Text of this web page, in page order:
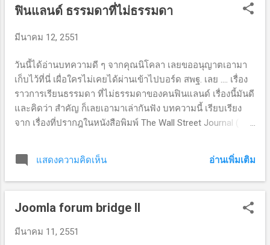
ฟินแลนด์ ธรรมดาที่ไม่ธรรมดา
มีนาคม 12, 2551
วันนี้ได้อ่านบทความดี ๆ จากคุณนิโคลา เลยขออนุญาตเอามา
เก็บไว้ที่นี่ เผื่อใครไม่เคยได้ผ่านเข้าไปบอร์ด สพฐ. เลย .... เรื่อง
ราวการเรียนธรรมดา ที่ไม่ธรรมดาของคนฟินแลนด์ เรื่องนี้มันดี​
และ​คิดว่า​ ​สำ​คัญ​ ​ก็​เลยเอามา​เล่า​กัน​ฟัง​ ​บท​ความ​นี้​ ​เรียบเรียง​
จาก​ ​เรื่องที่ปรากฎ​ใน​หนังสือพิมพ์​ The Wall Street Journal ( ​
อ่าน​ ​ฉบับ​ดั้งเดิม​ ​ไปดู​ได้​ที่​
http://online.wsj.com/article/SB120425355065601997.html?
mod=ONLX "ทำ​ไมเด็กชาวฟินแลนด์​ ​ถึง​ได้​ฉลาด​ ( ​หรือ​จะ​แปล
นักเรียนวัยสิบห้า​ ​จาก​ฟินแลนด์​ ​ทำ​ข้อสอบมาตรฐาน​ ​ซึ่ง​ได้​
ความ​กล่าวว่า​ ​เด็กนักเรียน​ใน​ฟินแลนด์มีการบ้านที่​ต้อง​ทำ​นาน
แสดงความคิดเห็น อ่านเพิ่มเติม
Joomla forum bridge II
มีนาคม 11, 2551